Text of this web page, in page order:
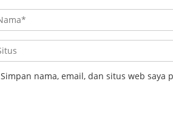
Simpan nama, email, dan situs web